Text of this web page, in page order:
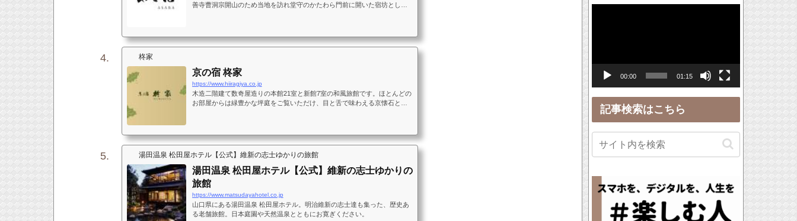
善寺曹洞宗開山のため当地を訪れ堂守のかたわら門前に開いた宿坊とし
ます。修善寺の自然、土地のもの、職人たちと今も変わらず、「あさば」
柊家
京の宿 柊家
https://www.hiiragiya.co.jp
木造二階建て数奇屋造りの本館21室と新館7室の和風旅館です。ほとんどの
お部屋からは緑豊かな坪庭をご覧いただけ、目と舌で味わえる京懐石と共
湯田温泉 松田屋ホテル【公式】維新の志士ゆかりの旅館
湯田温泉 松田屋ホテル【公式】維新の志士ゆかりの
旅館
https://www.matsudayahotel.co.jp
山口県にある湯田温泉 松田屋ホテル。明治維新の志士達も集った、歴史あ
る老舗旅館。日本庭園や天然温泉とともにお寛ぎください。
レ
ヤ
ー
00:00 01:15
記事検索はこちら